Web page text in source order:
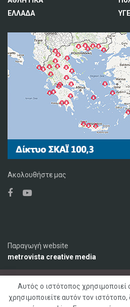
ΕΛΛΑΔΑ
Ακολουθήστε μας
Παραγωγή website
metrovista creative media
Ο Σταθμός Διαφήμιση
Πολιτική Απορρήτου
Αυτός ο ιστότοπος χρησιμοποιεί
χρησιμοποιείτε αυτόν τον